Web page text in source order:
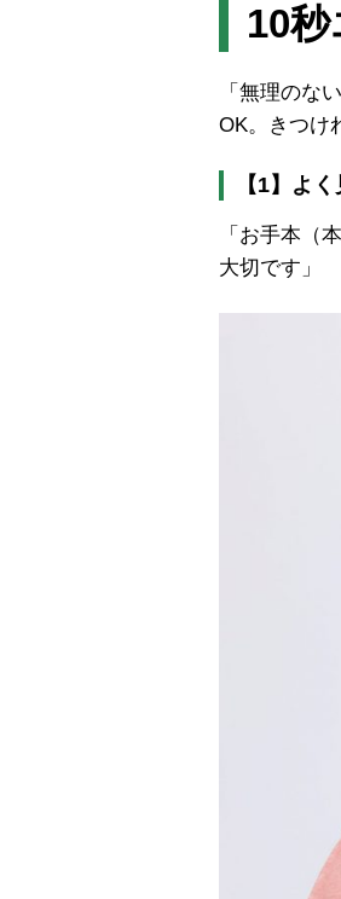
10
「無理のな
OK。きつけ
【1】よ
「お手本（
大切です」